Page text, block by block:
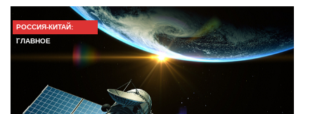
РОССИЯ-КИТАЙ:
ГЛАВНОЕ